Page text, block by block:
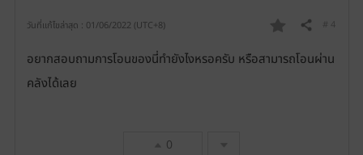
ร
วันที่แก้ไขล่าสุด : 01/06/2022 (UTC+8)
ร
า
แชร์ # 4
อยากสอบถามการโอนของนี่ทำยังไงหรอครับ หรือสามารถโอนผ่าน
คลังได้เลย
0